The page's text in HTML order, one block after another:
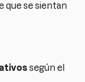
que se sientan
según el